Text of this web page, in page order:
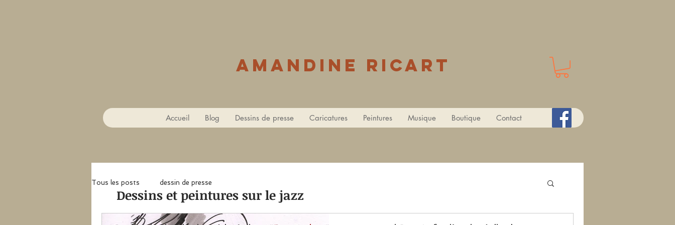
Amandine Ricart
Accueil Blog Dessins de presse Caricatures Peintures Musique Boutique Contact
Tous les posts dessin de presse
Dessins et peintures sur le jazz